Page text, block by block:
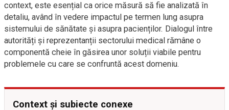
context, este esențial ca orice măsură să fie analizată în
detaliu, având în vedere impactul pe termen lung asupra
sistemului de sănătate și asupra pacienților. Dialogul între
autorități și reprezentanții sectorului medical rămâne o
componentă cheie în găsirea unor soluții viabile pentru
problemele cu care se confruntă acest domeniu.
Context și subiecte conexe